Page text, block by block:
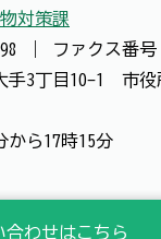
対策課
ファクス番号
手3丁目10-1 市役
から17時15分
合わせはこちら